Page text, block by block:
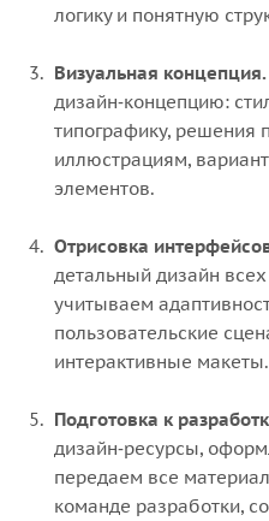
логику и понятную
Визуальная концепция.
дизайн‑концепцию:
типографику, решения
иллюстрациям,
элементов.
Отрисовка
детальный дизайн
учитываем
пользовательские
интерактивные макеты.
Подготовка к
дизайн‑ресурсы,
передаем все
команде разработки,